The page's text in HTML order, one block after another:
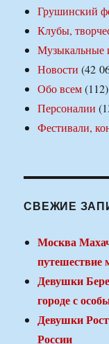
Грушинский
Клубы,
Музыкальные
Новости (42
Обо всем(112)
Персоналии
Фестивали,
СВЕЖИЕ
Москва
путешествие
Девушки
городе с
Девушки
России